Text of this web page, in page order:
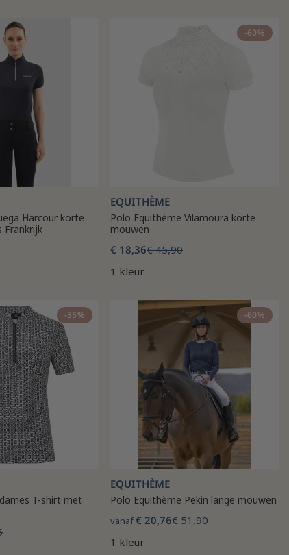
Harcour korte
Frankrijk
-60%
EQUITHÈME
Polo Equithème Vilamoura korte
mouwen
€ 18,36€ 45,90
1 kleur
-35%
T-shirt met
-60%
EQUITHÈME
Polo Equithème Pekin lange mouwen
vanaf€ 20,76€ 51,90
1 kleur